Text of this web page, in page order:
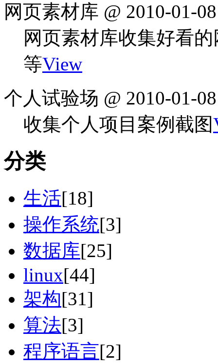
网页素材库 @ 2010-01-08
网页素材库收集好看
等View
个人试验场 @ 2010-01-08
收集个人项目案例截图
分类
生活[18]
操作系统[3]
数据库[25]
linux[44]
架构[31]
算法[3]
程序语言[2]